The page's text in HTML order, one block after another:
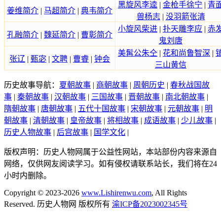
姜维简介 | 马超简介 | 典韦简介
黑旋风李逵 | 金枪手徐宁 | 青
兽杨志| 没羽箭张清
孔融简介 | 魏延简介 | 曹彰简介
小旋风柴进 | 扑天雕李应 | 赤
鬼刘唐
张辽 | 甄宓 | 文聘 | 曹睿 | 钟会
美髯公朱仝 | 花和尚鲁智深 |
三山黄信
历史故事导航： 夏朝故事 | 商朝故事 | 周朝历史 | 春秋战国故
事 | 秦朝故事 | 汉朝故事 | 三国故事 | 晋朝故事 | 南北朝故事 |
隋朝故事 | 唐朝故事 | 五代十国故事 | 宋朝故事 | 元朝故事 | 明
朝故事 | 清朝故事 | 皇帝故事 | 将相故事 | 成语故事 | 少儿故事 |
历史人物故事 | 后宫故事 | 国学文化 |
版权声明：历史人物网属于公益性网站，本站部份内容来源自
网络，仅供网友阅读学习。如有侵权请联系站长，我们将在24
小时内删除。
Copyright © 2023-2026 www.Lishirenwu.com, All Rights
Reserved. 历史人物网 版权所有 渝ICP备2023002345号